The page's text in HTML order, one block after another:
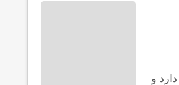
و